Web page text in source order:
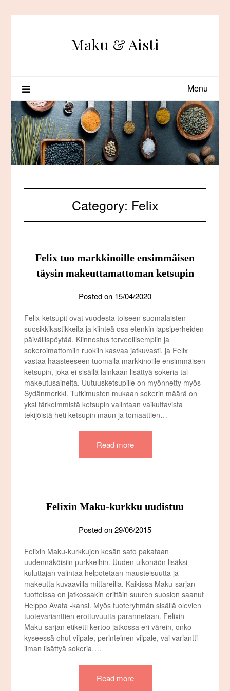
Maku & Aisti
Menu
Category: Felix
Felix tuo markkinoille ensimmäisen
täysin makeuttamattoman ketsupin
Posted on 15/04/2020
Felix-ketsupit ovat vuodesta toiseen suomalaisten
suosikkikastikkeita ja kiinteä osa etenkin lapsiperheiden
päivällispöytää. Kiinnostus terveellisempiin ja
sokeroimattomiin ruokiin kasvaa jatkuvasti, ja Felix
vastaa haasteeseen tuomalla markkinoille ensimmäisen
ketsupin, joka ei sisällä lainkaan lisättyä sokeria tai
makeutusaineita. Uutuusketsupille on myönnetty myös
Sydänmerkki. Tutkimusten mukaan sokerin määrä on
yksi tärkeimmistä ketsupin valintaan vaikuttavista
tekijöistä heti ketsupin maun ja tomaattien…
Read more
Felixin Maku-kurkku uudistuu
Posted on29/06/2015
Felixin Maku-kurkkujen kesän sato pakataan
uudennäköisiin purkkeihin. Uuden ulkonäön lisäksi
kuluttajan valintaa helpotetaan mausteisuutta ja
makeutta kuvaavilla mittareilla. Kaikissa Maku-sarjan
tuotteissa on jatkossakin erittäin suuren suosion saanut
Helppo Avata -kansi. Myös tuoteryhmän sisällä olevien
tuotevarianttien erottuvuutta parannetaan. Felixin
Maku-sarjan etiketti kertoo jatkossa eri värein, onko
kyseessä ohut viipale, perinteinen viipale, vai variantti
ilman lisättyä sokeria….
Read more